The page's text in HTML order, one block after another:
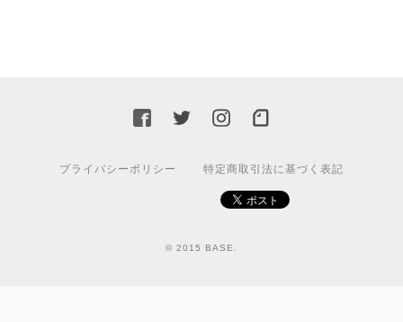
プライバシーポリシー 特定商取引法に基づく表記
© 2015 BASE.